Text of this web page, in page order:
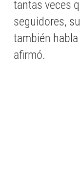
tantas veces
seguidores,
también
afirmó.